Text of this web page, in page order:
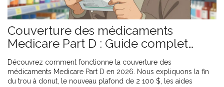
Couverture des médicaments
Medicare Part D : Guide complet
pour les patients en 2026
Découvrez comment fonctionne la couverture des
médicaments Medicare Part D en 2026. Nous expliquons la fin
du trou à donut, le nouveau plafond de 2 100 $, les aides